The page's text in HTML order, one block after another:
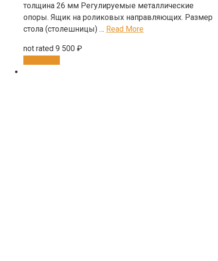
толщина 26 мм Регулируемые металлические
опоры. Ящик на роликовых направляющих. Размер
стола (столешницы) … Read More
not rated 9 500 ₽